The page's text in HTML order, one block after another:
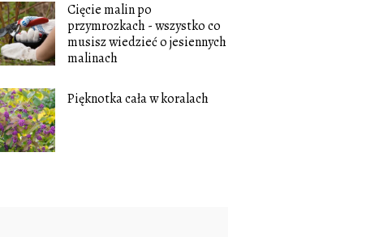
Cięcie malin po
przymrozkach - wszystko co
musisz wiedzieć o jesiennych
malinach
Pięknotka cała w koralach